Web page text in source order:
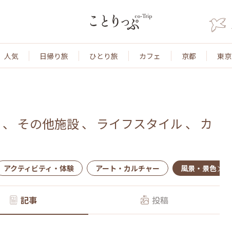
人気 日帰り旅 ひとり旅 カフェ 京都 東京
、 その他施設、 ライフスタイル 、 カ
アクティビティ・体験 アート・カルチャー 風景・景色
記事 投稿